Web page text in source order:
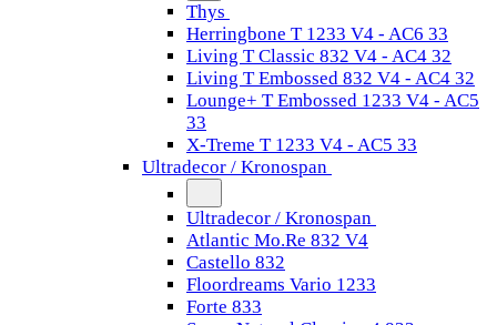
Thys
Herringbone T 1233 V4 - AC6 33
Living T Classic 832 V4 - AC4 32
Living T Embossed 832 V4 - AC4 32
Lounge+ T Embossed 1233 V4 - AC5
33
X-Treme T 1233 V4 - AC5 33
Ultradecor / Kronospan
Ultradecor / Kronospan
Atlantic Mo.Re 832 V4
Castello 832
Floordreams Vario 1233
Forte 833